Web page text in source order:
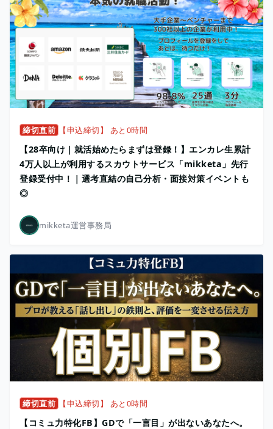
締切直前 【申込締切】 あと0時間
【28卒向け｜就活始めたらまずは登録！】エンカレ生累計
4万人以上が利用するスカウトサービス「mikketa」先行
登録受付中！｜選考直結の自己分析・面接対策イベントも
◎
mikketa運営事務局
締切直前 【申込締切】 あと0時間
【コミュ力特化FB】GDで「一言目」が出ないあなたへ。